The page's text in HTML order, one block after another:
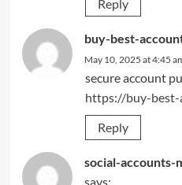
Reply
buy-best-
May 10, 2025 at 4:45
secure account
https://buy-best-
Reply
social-accounts-
says: